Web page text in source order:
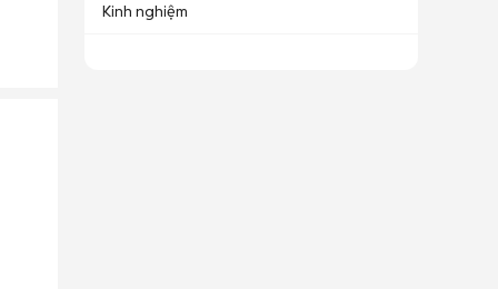
Kinh nghiệm